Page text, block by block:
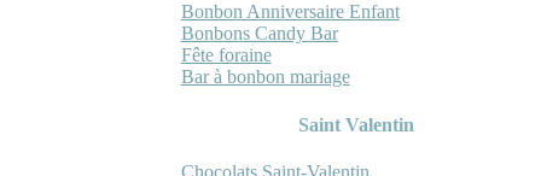
Bonbon Anniversaire Enfant
Bonbons Candy Bar
Fête foraine
Bar à bonbon mariage
Saint Valentin
Chocolats Saint-Valentin